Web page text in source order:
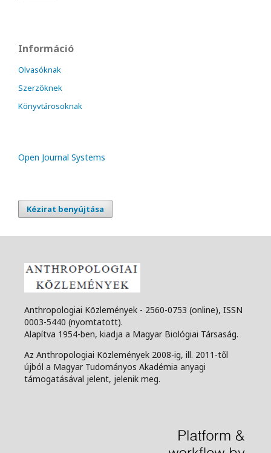
Információ
Olvasóknak
Szerzőknek
Könyvtárosoknak
Open Journal Systems
Kézirat benyújtása
Anthropologiai Közlemények - 2560-0753 (online), ISSN
0003-5440 (nyomtatott).
Alapítva 1954-ben, kiadja a Magyar Biológiai Társaság.
Az Anthropologiai Közlemények 2008-ig, ill. 2011-től
újból a Magyar Tudományos Akadémia anyagi
támogatásával jelent, jelenik meg.